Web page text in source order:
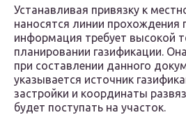
Устанавливая привязку к
наносятся линии прохождения
информация требует высокой
планировании газификации.
при составлении данного
указывается источник
застройки и координаты
будет поступать на участок.